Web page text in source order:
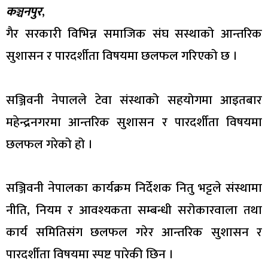
कञ्चनपुर,
गैर सरकारी विभिन्न समाजिक संघ सस्थाको आन्तरिक
सुशासन र पारदर्शीता विषयमा छलफल गरिएको छ ।
सञ्जिवनी नेपालले टेवा संस्थाको सहयोगमा आइतबार
महेन्द्रनगरमा आन्तरिक सुशासन र पारदर्शीता विषयमा
छलफल गरेको हो ।
सञ्जिवनी नेपालका कार्यक्रम निर्देशक नितु भट्टले संस्थामा
नीति, नियम र आवश्यकता सम्बन्धी सरोकारवाला तथा
कार्य समितिसंग छलफल गरेर आन्तरिक सुशासन र
पारदर्शीता विषयमा स्पष्ट पारेकी छिन ।